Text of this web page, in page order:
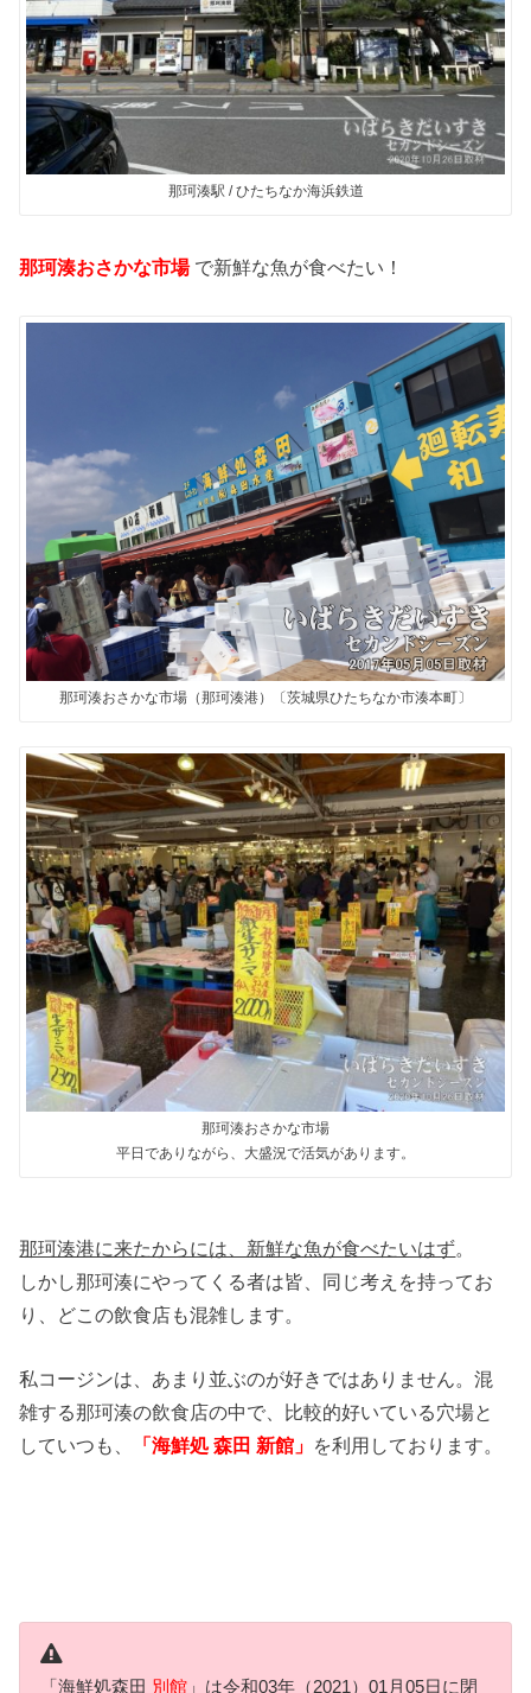
那珂湊駅 / ひたちなか海浜鉄道
那珂湊おさかな市場で新鮮な魚が食べたい！
那珂湊おさかな市場（那珂湊港）〔茨城県ひたちなか市湊本町〕
那珂湊おさかな市場
平日でありながら、大盛況で活気があります。
那珂湊港に来たからには、新鮮な魚が食べたいはず。
しかし那珂湊にやってくる者は皆、同じ考えを持ってお
り、どこの飲食店も混雑します。
私コージンは、あまり並ぶのが好きではありません。混
雑する那珂湊の飲食店の中で、比較的好いている穴場と
していつも、
「海鮮処 森田 新館」 を利用しております。
「海鮮処森田 別館 」は令和03年（2021）01月05日に閉